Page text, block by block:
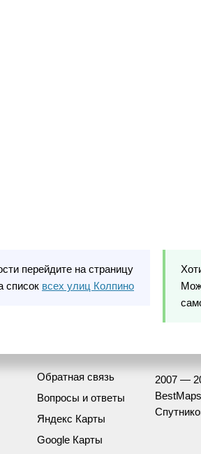
перейдите на страницу
список всех улиц Колпино
Обратная связь
Вопросы и ответы
Яндекс Карты
Google Карты
2007 —